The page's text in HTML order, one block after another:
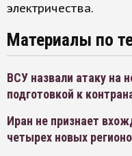
электричества.
Материалы по
ВСУ назвали атаку на
подготовкой к
Иран не признает
четырех новых